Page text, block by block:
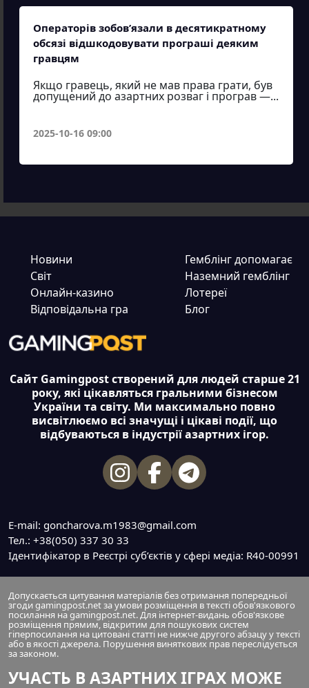
Операторів зобов’язали в десятикратному
обсязі відшкодовувати програші деяким
гравцям
Якщо гравець, який не мав права грати, був
допущений до азартних розваг і програв —...
2025-10-16 09:00
Новини
Світ
Онлайн-казино
Відповідальна гра
Гемблінг допомагає
Наземний гемблінг
Лотереї
Блог
Сайт Gamingpost створений для людей старше 21
року, які цікавляться гральними бізнесом
України та світу. Ми максимально повно
висвітлюємо всі значущі і цікаві події, що
відбуваються в індустрії азартних ігор.
E-mail: goncharova.m1983@gmail.com
Тел.: +38(050) 337 30 33
Ідентифікатор в Реєстрі суб’єктів у сфері медіа: R40-00991
Допускається цитування матеріалів без отримання попередньої
згоди gamingpost.net за умови розміщення в тексті обов'язкового
посилання на gamingpost.net. Для інтернет-видань обов'язкове
розміщення прямим, відкритим для пошукових систем
гіперпосилання на цитовані статті не нижче другого абзацу у тексті
або в якості джерела. Порушення виняткових прав переслідується
за законом.
УЧАСТЬ В АЗАРТНИХ ІГРАХ МОЖЕ